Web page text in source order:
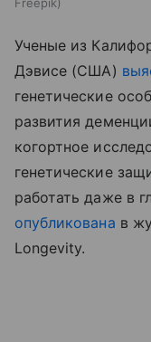
Ученые из
Дэвисе (США)
генетические
развития
когортное
генетические
работать даже в
опубликована в
Longevity.